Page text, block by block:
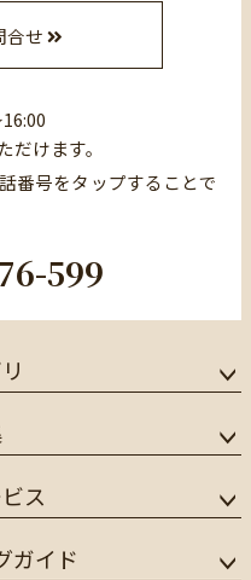
合せ
けます。
番号をタップすることで
599
ス
ガイド